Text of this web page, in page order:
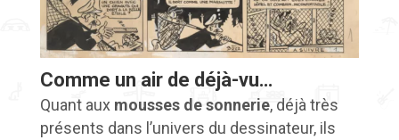
Comme un air de déjà-vu…
Quant aux mousses de sonnerie, déjà très
présents dans l’univers du dessinateur, ils